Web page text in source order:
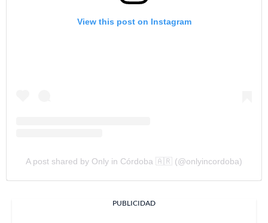
View this post on Instagram
A post shared by Only in Córdoba 🇦🇷 (@onlyincordoba)
PUBLICIDAD